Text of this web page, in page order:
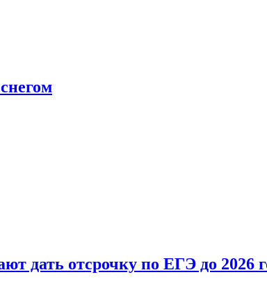
дать отсрочку по ЕГЭ до 2026